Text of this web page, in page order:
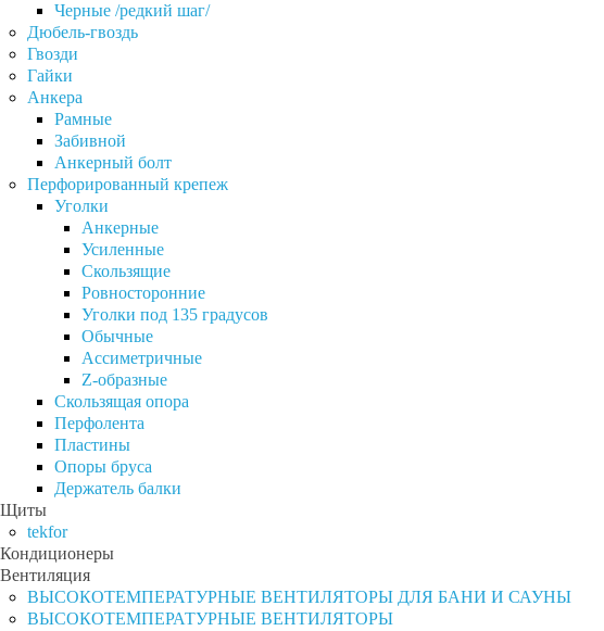
Черные /редкий шаг/
Дюбель-гвоздь
Гвозди
Гайки
Анкера
Рамные
Забивной
Анкерный болт
Перфорированный крепеж
Уголки
Анкерные
Усиленные
Скользящие
Ровносторонние
Уголки под 135 градусов
Обычные
Ассиметричные
Z-образные
Скользящая опора
Перфолента
Пластины
Опоры бруса
Держатель балки
Щиты
tekfor
Кондиционеры
Вентиляция
ВЫСОКОТЕМПЕРАТУРНЫЕ ВЕНТИЛЯТОРЫ ДЛЯ БАНИ И САУНЫ
ВЫСОКОТЕМПЕРАТУРНЫЕ ВЕНТИЛЯТОРЫ